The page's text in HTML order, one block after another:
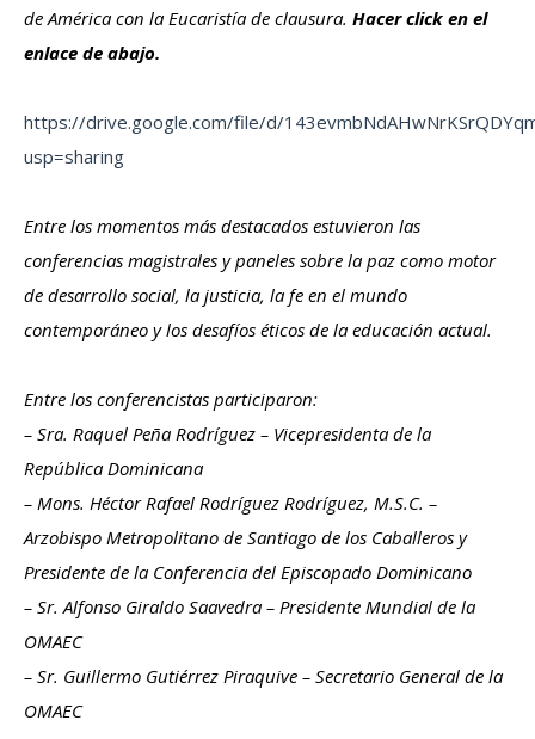
de América con la Eucaristía de clausura. Hacer click en el
enlace de abajo.
https://drive.google.com/file/d/
usp=sharing
Entre los momentos más destacados estuvieron las
conferencias magistrales y paneles sobre la paz como motor
de desarrollo social, la justicia, la fe en el mundo
contemporáneo y los desafíos éticos de la educación actual.
Entre los conferencistas participaron:
– Sra. Raquel Peña Rodríguez – Vicepresidenta de la
República Dominicana
– Mons. Héctor Rafael Rodríguez Rodríguez, M.S.C. –
Arzobispo Metropolitano de Santiago de los Caballeros y
Presidente de la Conferencia del Episcopado Dominicano
– Sr. Alfonso Giraldo Saavedra – Presidente Mundial de la
OMAEC
– Sr. Guillermo Gutiérrez Piraquive – Secretario General de la
OMAEC